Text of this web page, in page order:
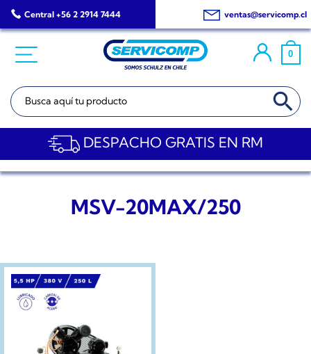
Saltar
al
Central +56 2 2914 7444 ventas@servicomp.cl
0
Buscar: BOTÓN DE
DESPACHO GRATIS EN RM
MSV-20MAX/250